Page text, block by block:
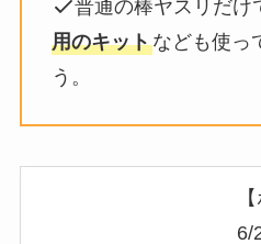
普通の棒ヤスリだけ
用のキットなども使っ
う。
6/